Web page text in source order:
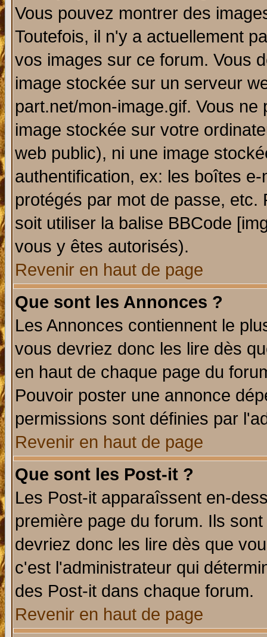
Vous pouvez montrer des
Toutefois, il n'y a actuellement
vos images sur ce forum. Vous
image stockée sur un serveur
part.net/mon-image.gif. Vous
image stockée sur votre
web public), ni une image
authentification, ex: les boîtes
protégés par mot de passe,
soit utiliser la balise BBCode
vous y êtes autorisés).
Revenir en haut de page
Que sont les Annonces ?
Les Annonces contiennent le
vous devriez donc les lire dès
en haut de chaque page du
Pouvoir poster une annonce
permissions sont définies par
Revenir en haut de page
Que sont les Post-it ?
Les Post-it apparaîssent en-
première page du forum. Ils
devriez donc les lire dès que
c'est l'administrateur qui
des Post-it dans chaque forum.
Revenir en haut de page